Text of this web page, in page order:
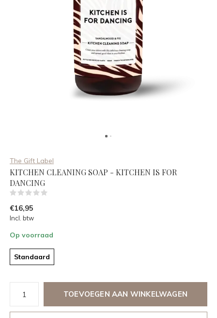
The Gift Label
KITCHEN CLEANING SOAP - KITCHEN IS FOR
DANCING
€16,95
Incl. btw
Op voorraad
Standaard
TOEVOEGEN AAN WINKELWAGEN